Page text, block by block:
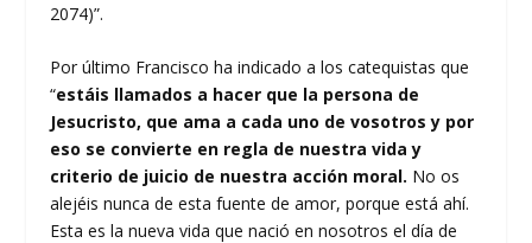
2074)”.
Por último Francisco ha indicado a los catequistas que
“estáis llamados a hacer que la persona de
Jesucristo, que ama a cada uno de vosotros y por
eso se convierte en regla de nuestra vida y
criterio de juicio de nuestra acción moral. No os
alejéis nunca de esta fuente de amor, porque está ahí.
Esta es la nueva vida que nació en nosotros el día de